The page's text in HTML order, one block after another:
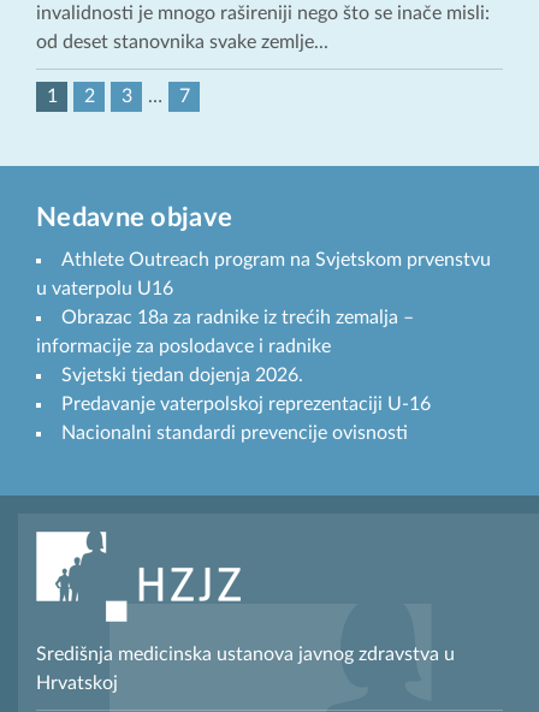
invalidnosti je mnogo rašireniji nego što se inače misli:
od deset stanovnika svake zemlje...
1 2 3 … 7
Nedavne objave
Athlete Outreach program na Svjetskom prvenstvu
u vaterpolu U16
Obrazac 18a za radnike iz trećih zemalja –
informacije za poslodavce i radnike
Svjetski tjedan dojenja 2026.
Predavanje vaterpolskoj reprezentaciji U-16
Nacionalni standardi prevencije ovisnosti
Središnja medicinska ustanova javnog zdravstva u
Hrvatskoj